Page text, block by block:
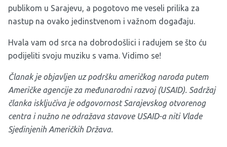
publikom u Sarajevu, a pogotovo me veseli prilika za
nastup na ovako jedinstvenom i važnom događaju.
Hvala vam od srca na dobrodošlici i radujem se što ću
podijeliti svoju muziku s vama. Vidimo se!
Članak je objavljen uz podršku američkog naroda putem
Američke agencije za međunarodni razvoj (USAID). Sadržaj
članka isključiva je odgovornost Sarajevskog otvorenog
centra i nužno ne odražava stavove USAID-a niti Vlade
Sjedinjenih Američkih Država.